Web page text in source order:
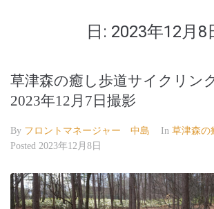
日: 2023年12月8
草津森の癒し歩道サイクリン
2023年12月7日撮影
By フロントマネージャー 中島 In 草津森の
Posted 2023年12月8日